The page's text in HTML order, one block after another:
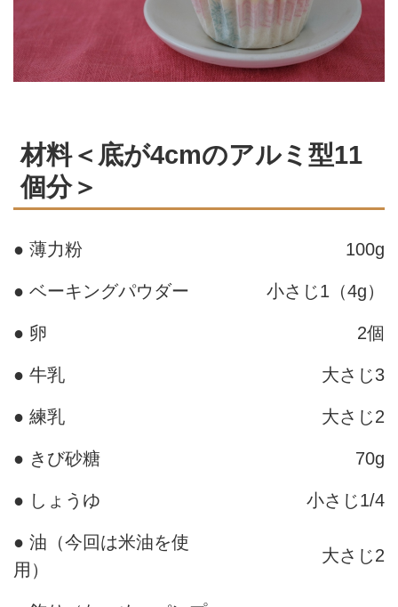
材料＜底が4cmのアルミ型11
個分＞
● 薄力粉 100g
● ベーキングパウダー 小さじ1（4g）
● 卵 2個
● 牛乳 大さじ3
● 練乳 大さじ2
● きび砂糖 70g
● しょうゆ 小さじ1/4
● 油（今回は米油を使
用）
大さじ2